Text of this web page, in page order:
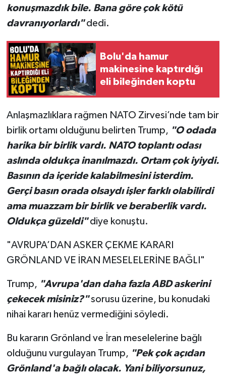
konuşmazdık bile. Bana göre çok kötü
davranıyorlardı"dedi.
Bolu'da hamur
makinesine kaptırdığı
eli bileğinden koptu
Anlaşmazlıklara rağmen NATO Zirvesi’nde tam bir
birlik ortamı olduğunu belirten Trump, "O odada
harika bir birlik vardı. NATO toplantı odası
aslında oldukça inanılmazdı. Ortam çok iyiydi.
Basının da içeride kalabilmesini isterdim.
Gerçi basın orada olsaydı işler farklı olabilirdi
ama muazzam bir birlik ve beraberlik vardı.
Oldukça güzeldi"diye konuştu.
"AVRUPA’DAN ASKER ÇEKME KARARI
GRÖNLAND VE İRAN MESELELERİNE BAĞLI"
Trump, "Avrupa'dan daha fazla ABD askerini
çekecek misiniz?"sorusu üzerine, bu konudaki
nihai kararı henüz vermediğini söyledi.
Bu kararın Grönland ve İran meselelerine bağlı
olduğunu vurgulayan Trump, "Pek çok açıdan
Grönland'a bağlı olacak. Yani biliyorsunuz,